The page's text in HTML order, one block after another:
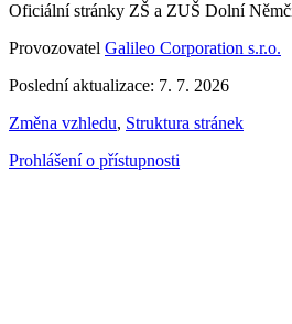
Oficiální stránky ZŠ a ZUŠ Dolní
Provozovatel Galileo Corporation s.r.o.
Poslední aktualizace: 7. 7. 2026
Změna vzhledu, Struktura stránek
Prohlášení o přístupnosti